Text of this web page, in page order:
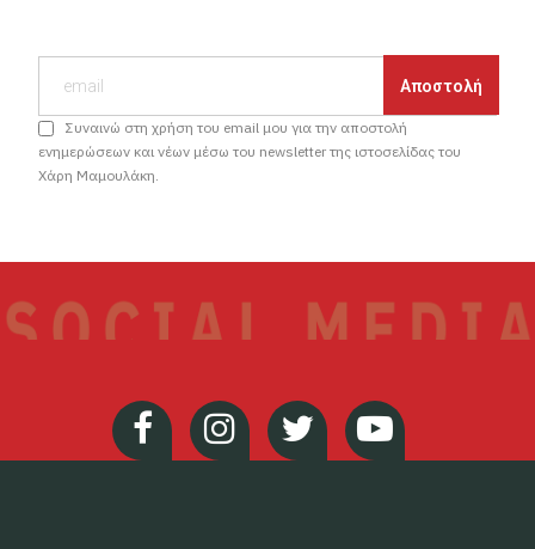
Συναινώ στη χρήση του email μου για την αποστολή
ενημερώσεων και νέων μέσω του newsletter της ιστοσελίδας του
Χάρη Μαμουλάκη.